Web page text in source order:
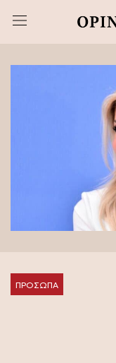
ΠΡΟΣΩΠΑ